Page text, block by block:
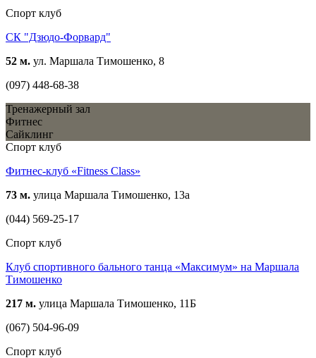
Спорт клуб
СК "Дзюдо-Форвард"
52 м. ул. Маршала Тимошенко, 8
(097) 448-68-38
Тренажерный зал
Фитнес
Сайклинг
Спорт клуб
Фитнес-клуб «Fitness Class»
73 м. улица Маршала Тимошенко, 13а
(044) 569-25-17
Спорт клуб
Клуб спортивного бального танца «Максимум» на Маршала
Тимошенко
217 м. улица Маршала Тимошенко, 11Б
(067) 504-96-09
Спорт клуб